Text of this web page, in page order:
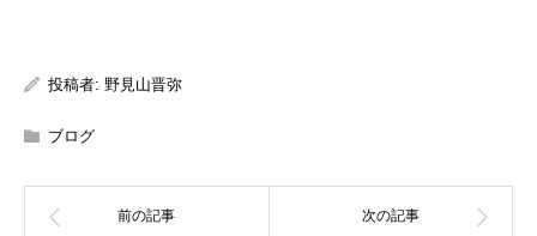
投稿者: 野見山晋弥
ブログ